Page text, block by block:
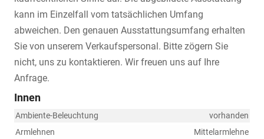
kann im Einzelfall vom tatsächlichen Umfang
abweichen. Den genauen Ausstattungsumfang erhalten
Sie von unserem Verkaufspersonal. Bitte zögern Sie
nicht, uns zu kontaktieren. Wir freuen uns auf Ihre
Anfrage.
Innen
Ambiente-Beleuchtung
vorhanden
Armlehnen
Mittelarmlehne